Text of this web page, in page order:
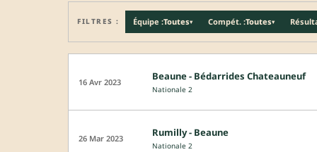
FILTRES : Équipe :Toutes▾ Compét. :Toutes▾
16 Avr 2023 Beaune - Bédarrides Chateauneuf
Nationale 2
26 Mar 2023 Rumilly - Beaune
Nationale 2